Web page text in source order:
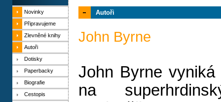
Novinky
Připravujeme
Zlevněné knihy
Autoři
Dotisky
Paperbacky
Biografie
Cestopis
Autoři
John Byrne
John Byrne
na